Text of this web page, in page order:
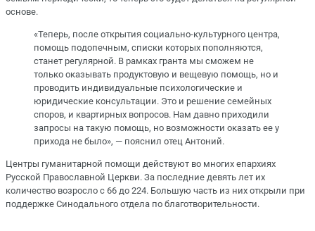
основе.
«Теперь, после открытия социально-культурного центра,
помощь подопечным, списки которых пополняются,
станет регулярной. В рамках гранта мы сможем не
только оказывать продуктовую и вещевую помощь, но и
проводить индивидуальные психологические и
юридические консультации. Это и решение семейных
споров, и квартирных вопросов. Нам давно приходили
запросы на такую помощь, но возможности оказать ее у
прихода не было», — пояснил отец Антоний.
Центры гуманитарной помощи действуют во многих епархиях
Русской Православной Церкви. За последние девять лет их
количество возросло с 66 до 224. Большую часть из них открыли при
поддержке Синодального отдела по благотворительности.